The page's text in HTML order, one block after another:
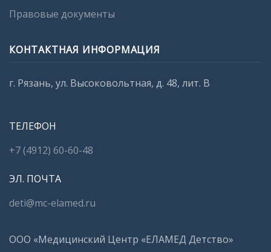
Правовые документы
КОНТАКТНАЯ ИНФОРМАЦИЯ
г. Рязань, ул. Высоковольтная, д. 48, лит. В
ТЕЛЕФОН
+7 (4912) 60-60-48
ЭЛ. ПОЧТА
deti@mc-elamed.ru
ООО «Медицинский Центр «ЕЛАМЕД Детство»